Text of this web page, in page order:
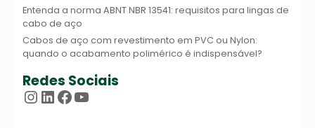
Entenda a norma ABNT NBR 13541: requisitos para lingas de
cabo de aço
Cabos de aço com revestimento em PVC ou Nylon:
quando o acabamento polimérico é indispensável?
Redes Sociais
Instagram
LinkedIn
Facebook
Youtube